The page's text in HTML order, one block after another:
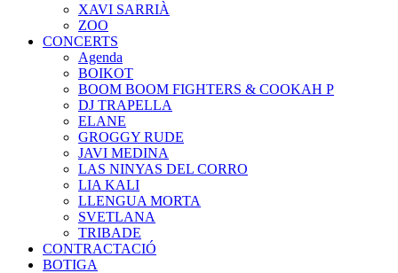
XAVI SARRIÀ
ZOO
CONCERTS
Agenda
BOIKOT
BOOM BOOM FIGHTERS & COOKAH P
DJ TRAPELLA
ELANE
GROGGY RUDE
JAVI MEDINA
LAS NINYAS DEL CORRO
LIA KALI
LLENGUA MORTA
SVETLANA
TRIBADE
CONTRACTACIÓ
BOTIGA